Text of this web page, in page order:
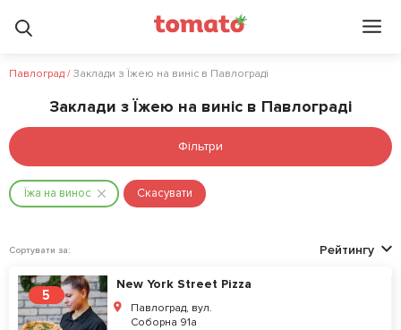
Павлоград / Заклади з Їжею на виніс в Павлограді
Заклади з Їжею на виніс в Павлограді
Фільтри
Їжа на винос Скасувати
Сортувати за: Рейтингу
5
New York Street Pizza
Павлоград, вул.
Соборна 91а